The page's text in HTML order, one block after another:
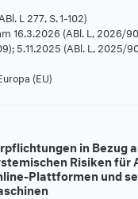
L 277, S. 1-102)
16.3.2026 (ABl. L, 2026/
5.11.2025 (ABl. L, 2025/
(EU)
von
durch
Information
in Bezug
Risiken für
Plattformen und